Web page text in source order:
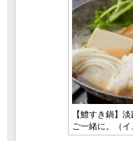
【鱧すき鍋】
ご一緒に。（イ